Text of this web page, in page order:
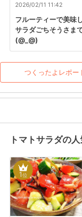
2026/02/11 11:42
フルーティーで美味
サラダごちそうさま
(@_@)
つくったよレポー
トマトサラダの
1位